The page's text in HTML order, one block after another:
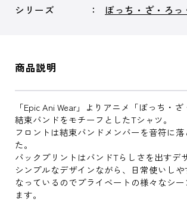
シリーズ
ぼっち・ざ・ろっ
商品説明
「Epic Ani Wear」よりアニメ「ぼっち・
結束バンドをモチーフとしたTシャツ。
フロントは結束バンドメンバーを音符に落
た。
バックプリントはバンドTらしさを出すデ
シンプルなデザインながら、日常使いし
なっているのでプライベートの様々なシ
ます。